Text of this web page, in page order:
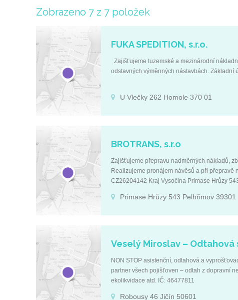
Zobrazeno 7 z 7 položek
FUKA SPEDITION, s.r.o.
Zajišťujeme tuzemské a mezinárodní
odstavných výměnných nástavbách. Základní
U Vlečky 262 Homole 370 01
BROTRANS, s.r.o
Zajišťujeme přepravu nadměrných nákladů,
Realizujeme pronájem návěsů a při
CZ26204142 Kraj Vysočina Primase Hrůzy
Primase Hrůzy 543 Pelhřimov 39301
Veselý Miroslav – Odtahová
NON STOP asistenční, odtahová a
partner všech pojišťoven – odtah z dopravní
ekolikvidace atd. IČ: 46477811
Robousy 46 Jičín 50601